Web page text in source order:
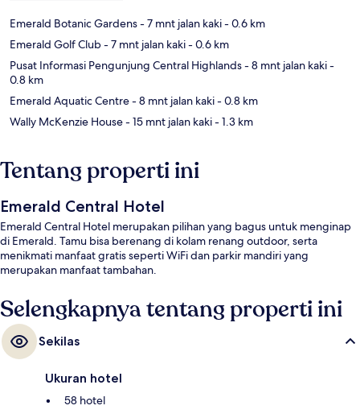
Emerald Botanic Gardens- 7 mnt jalan kaki- 0.6 km
Emerald Golf Club- 7 mnt jalan kaki- 0.6 km
Pusat Informasi Pengunjung Central Highlands- 8 mnt jalan kaki-
0.8 km
Emerald Aquatic Centre- 8 mnt jalan kaki- 0.8 km
Wally McKenzie House- 15 mnt jalan kaki- 1.3 km
Tentang properti ini
Emerald Central Hotel
Emerald Central Hotel merupakan pilihan yang bagus untuk menginap
di Emerald. Tamu bisa berenang di kolam renang outdoor, serta
menikmati manfaat gratis seperti WiFi dan parkir mandiri yang
merupakan manfaat tambahan.
Selengkapnya tentang properti ini
Sekilas
Ukuran hotel
58 hotel